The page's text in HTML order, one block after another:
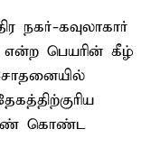
நகர்-கவுலாகார்
என்ற பெயரின் கீழ்
கொண்ட